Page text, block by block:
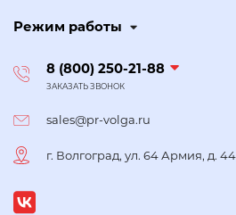
Режим работы
8 (800) 250-21-88
ЗАКАЗАТЬ ЗВОНОК
sales@pr-volga.ru
г. Волгоград, ул. 64 Армия, д.